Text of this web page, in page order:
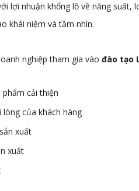
lợi nhuận khổng lồ về năng
khái niệm và tầm nhìn.
nghiệp tham gia vào đào tạo
cải thiện
lòng của khách hàng
xuất
xuất